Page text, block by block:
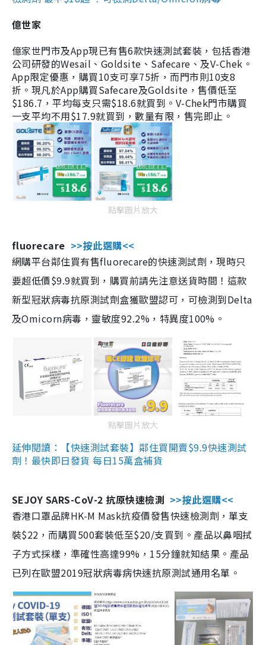
億世家
億家世門市及App現已有售6款快速測試套裝，包括香港
公司研發的Wesail、Goldsite、Safecare、及V-Chek。
App限定優惠，購買10支可享75折，而門市則10支8
折。現凡於App購買Safecare及Goldsite，售價低至
$186.7，平均每支只需$18.6就買到。V-Chek門市購買
一支平均不用$17.9就買到，數量有限，售完即止。
點擊圖片放大
fluorecare >>按此選購<<
網購平台鄰住買有售fluorecare的快速測試劑，現時只
要超低價$9.9就買到，購買前請先注意送貨時間！這款
新型冠狀病毒抗原測試劑盒獲歐盟認可，可檢測到Delta
及Omicorn病毒，靈敏度92.2%，特異度100%。
點擊圖片放大
延伸閱讀：【快速測試套裝】鄰住買開賣$9.9快速測試
劑！最快即日發貨 每日15萬盒補貨
SEJOY SARS-CoV-2 抗原快速檢測 >>按此選購<<
香港口罩品牌HK-M Mask抗疫價發售快速檢測劑，單支
裝$22，而購買500套裝低至$20/支買到。產品以鼻咽拭
子方式採樣，準確性高達99%，15分鐘就知結果。產品
已列在歐盟2019冠狀病毒病快速抗原測試通用名單。